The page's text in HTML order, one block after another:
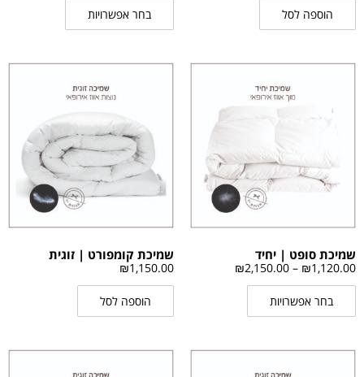
הוספה לסל בחר אפשרויות
שמיכת סופט | יחיד
₪1,120.00
–
₪2,150.00
בחר אפשרויות
שמיכת קומפורט | זוגית
₪1,150.00
הוספה לסל